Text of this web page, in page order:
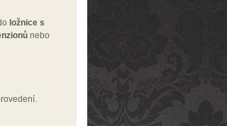
ložnice s
nebo